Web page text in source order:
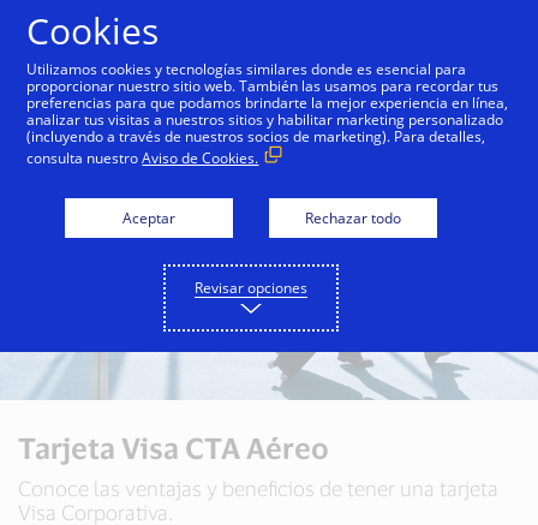
Tarjeta Visa CTA Aéreo
Conoce las ventajas y beneficios de tener una tarjeta
Visa Corporativa.
Cookies
Utilizamos cookies y tecnologías similares donde es esencial para
proporcionar nuestro sitio web. También las usamos para recordar tus
preferencias para que podamos brindarte la mejor experiencia en línea,
analizar tus visitas a nuestros sitios y habilitar marketing personalizado
(incluyendo a través de nuestros socios de marketing). Para detalles,
consulta nuestroAviso de Cookies.
Aceptar Rechazar todo
Revisar opciones